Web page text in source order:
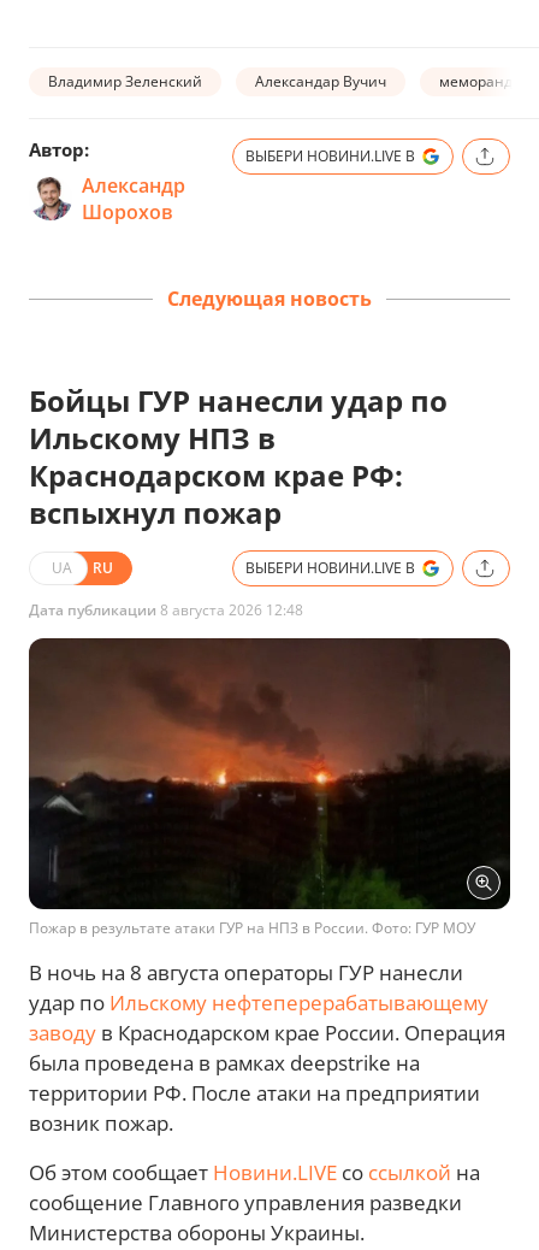
Владимир Зеленский Александар Вучич меморандум
Автор:
Александр
Шорохов
ВЫБЕРИ НОВИНИ.LIVE В
Следующая новость
Бойцы ГУР нанесли удар по
Ильскому НПЗ в
Краснодарском крае РФ:
вспыхнул пожар
UA RU ВЫБЕРИ НОВИНИ.LIVE В
Дата публикации 8 августа 2026 12:48
Пожар в результате атаки ГУР на НПЗ в России. Фото: ГУР МОУ
В ночь на 8 августа операторы ГУР нанесли
удар по Ильскому нефтеперерабатывающему
заводу в Краснодарском крае России. Операция
была проведена в рамках deepstrike на
территории РФ. После атаки на предприятии
возник пожар.
Об этом сообщает Новини.LIVE со ссылкой на
сообщение Главного управления разведки
Министерства обороны Украины.